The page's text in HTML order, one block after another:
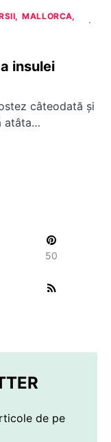
MALLORCA
insulei
câteodată și
atâta…
50
de pe